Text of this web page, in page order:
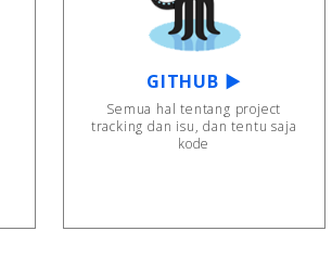
GITHUB ▶
Semua hal tentang project
tracking dan isu, dan tentu saja
kode